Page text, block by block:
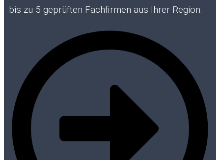
bis zu 5 geprüften Fachfirmen aus Ihrer Region.